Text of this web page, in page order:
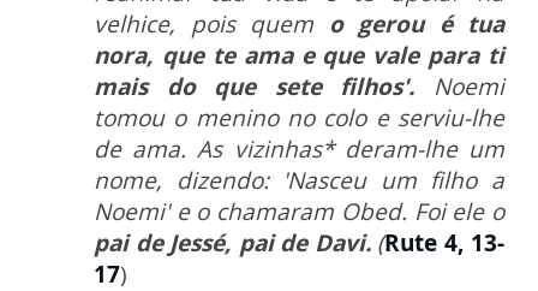
velhice, pois quem o gerou é tua
nora, que te ama e que vale para ti
mais do que sete filhos'. Noemi
tomou o menino no colo e serviu-lhe
de ama. As vizinhas* deram-lhe um
nome, dizendo: 'Nasceu um filho a
Noemi' e o chamaram Obed. Foi ele o
pai de Jessé, pai de Davi.(Rute 4, 13-
17)